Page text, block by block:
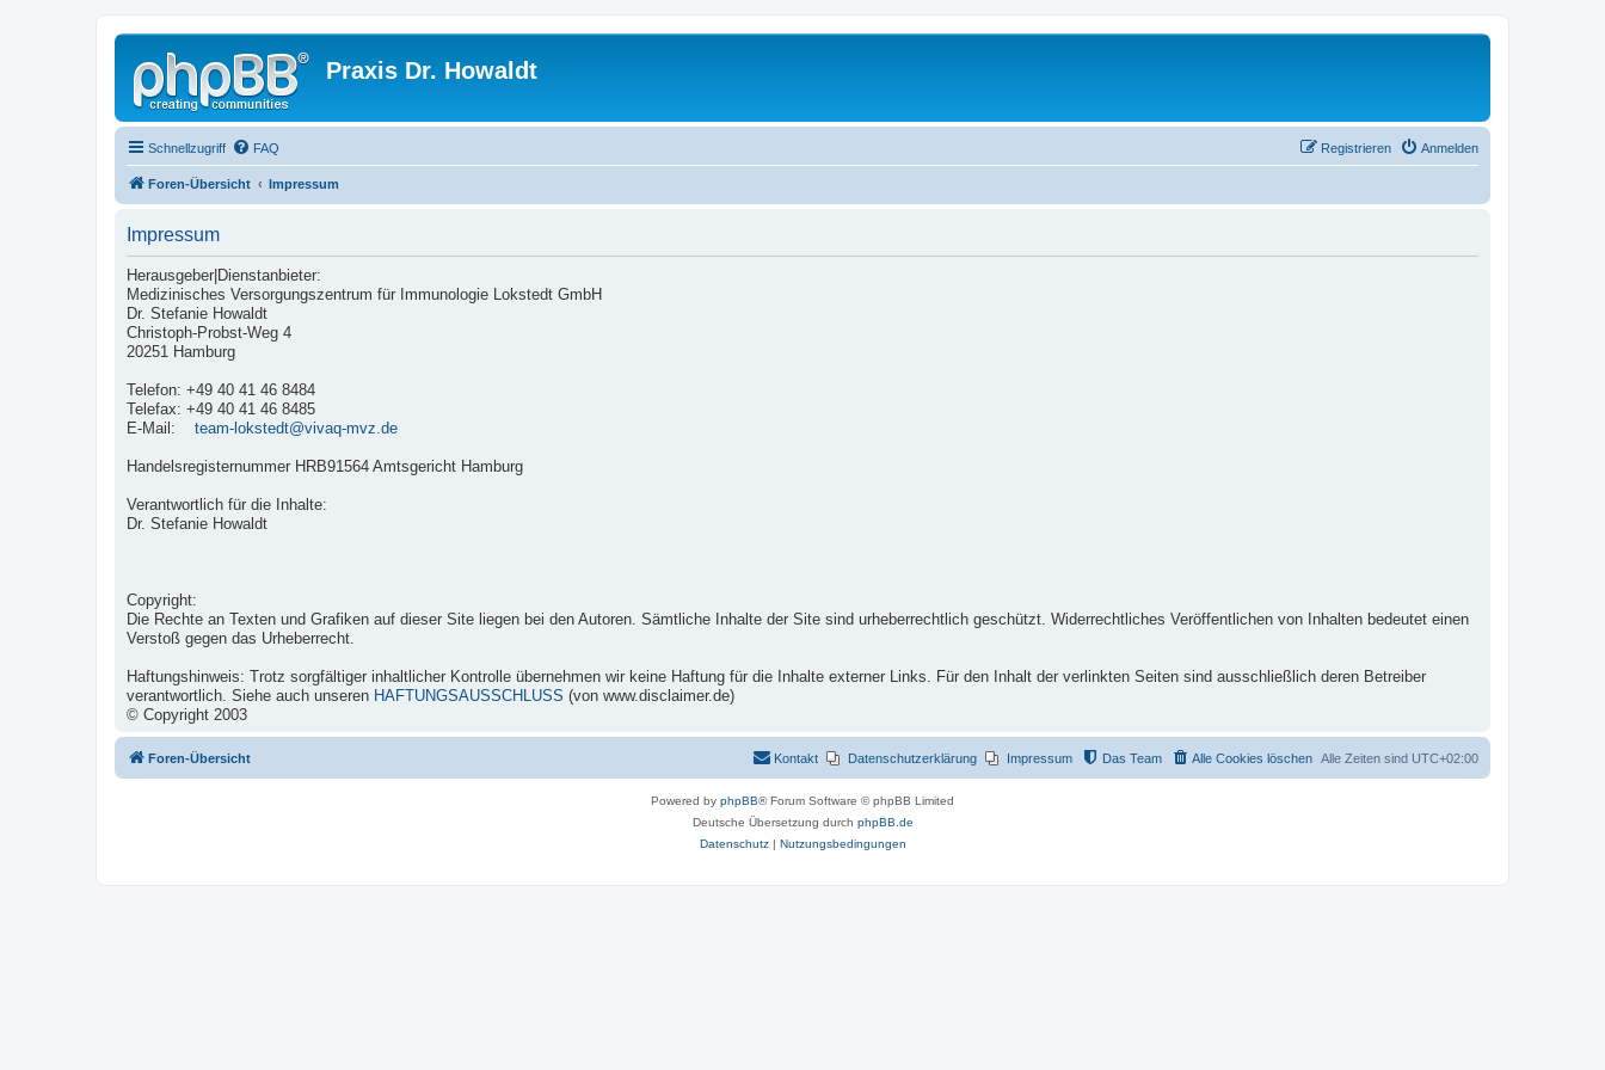
Praxis Dr. Howaldt
Schnellzugriff FAQ Anmelden
Registrieren
Foren-Übersicht Impressum
Impressum
Herausgeber|Dienstanbieter:
Medizinisches Versorgungszentrum für Immunologie Lokstedt GmbH
Dr. Stefanie Howaldt
Christoph-Probst-Weg 4
20251 Hamburg
Telefon: +49 40 41 46 8484
Telefax: +49 40 41 46 8485
E-Mail: team-lokstedt@vivaq-mvz.de
Handelsregisternummer HRB91564 Amtsgericht Hamburg
Verantwortlich für die Inhalte:
Dr. Stefanie Howaldt
Copyright:
Die Rechte an Texten und Grafiken auf dieser Site liegen bei den Autoren. Sämtliche Inhalte der Site sind urheberrechtlich geschützt. Widerrechtliches Veröffentlichen von Inhalten bedeutet einen
Verstoß gegen das Urheberrecht.
Haftungshinweis: Trotz sorgfältiger inhaltlicher Kontrolle übernehmen wir keine Haftung für die Inhalte externer Links. Für den Inhalt der verlinkten Seiten sind ausschließlich deren Betreiber
verantwortlich. Siehe auch unseren HAFTUNGSAUSSCHLUSS (von www.disclaimer.de)
© Copyright 2003
Foren-Übersicht Alle Zeiten sind UTC+02:00
Alle Cookies löschen
Das Team
Impressum
Datenschutzerklärung
Kontakt
Powered by phpBB® Forum Software © phpBB Limited
Deutsche Übersetzung durch phpBB.de
Datenschutz| Nutzungsbedingungen